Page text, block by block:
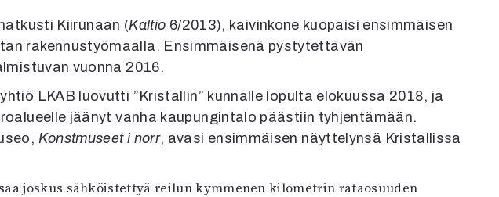
Kiirunaan (Kaltio 6/2013), kaivinkone kuopaisi ensimmäisen
rakennustyömaalla. Ensimmäisenä pystytettävän
vuonna 2016.
LKAB luovutti ”Kristallin” kunnalle lopulta elokuussa 2018, ja
jäänyt vanha kaupungintalo päästiin tyhjentämään.
Konstmuseet i norr, avasi ensimmäisen näyttelynsä Kristallissa